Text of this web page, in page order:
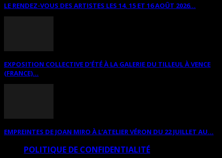
LE RENDEZ-VOUS DES ARTISTES LES 14, 15 ET 16 AOÛT 2026...
EXPOSITION COLLECTIVE D’ÉTÉ À LA GALERIE DU TILLEUL À VENCE
(FRANCE)...
EMPREINTES DE JOAN MIRO À L’ATELIER VÉRON DU 22 JUILLET AU...
POLITIQUE DE CONFIDENTIALITÉ